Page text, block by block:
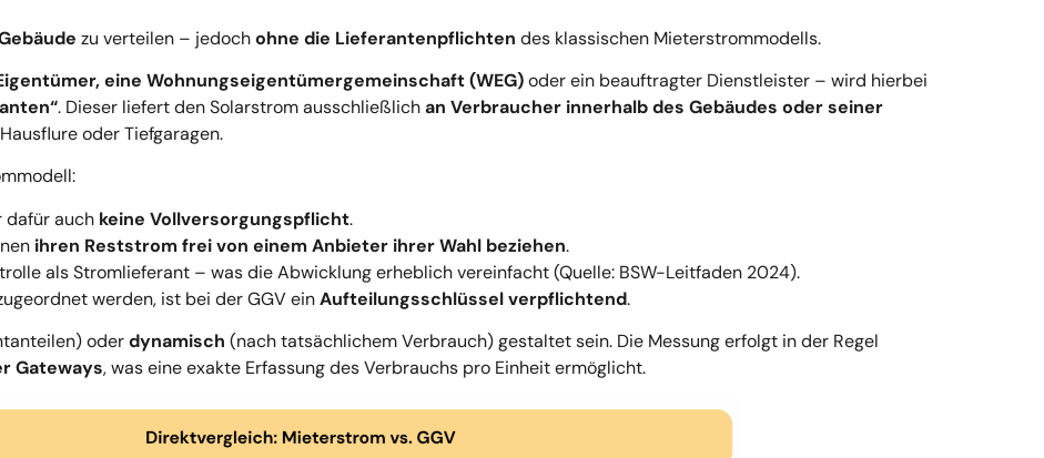
zu verteilen – jedochohne die Lieferantenpflichten des klassischen Mieterstrommodells.
eine Wohnungseigentümergemeinschaft (WEG)oder ein beauftragter Dienstleister – wird hierbei
. Dieser liefert den Solarstrom ausschließlichan Verbraucher innerhalb des Gebäudes oder seiner
oder Tiefgaragen.
dafür auch keine Vollversorgungspflicht.
ihren Reststrom frei von einem Anbieter ihrer Wahl beziehen.
als Stromlieferant – was die Abwicklung erheblich vereinfacht (Quelle: BSW-Leitfaden 2024).
werden, ist bei der GGV einAufteilungsschlüssel verpflichtend.
oderdynamisch (nach tatsächlichem Verbrauch) gestaltet sein. Die Messung erfolgt in der Regel
Gateways, was eine exakte Erfassung des Verbrauchs pro Einheit ermöglicht.